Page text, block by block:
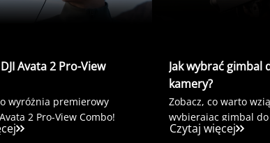
Avata 2 Pro-View
wyróżnia premierowy
2 Pro-View Combo!
Jak wybrać gimbal
kamery?
Zobacz, co warto
wybierając gimbal
kamery.
Czytaj więcej